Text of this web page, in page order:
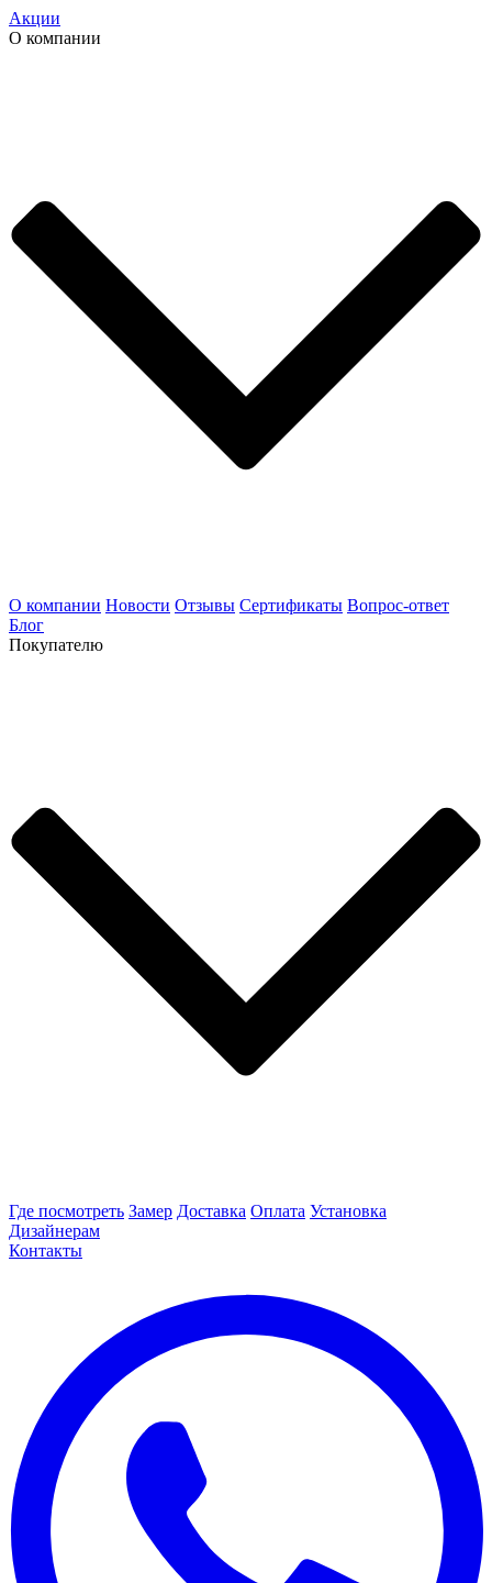
Акции
О компании
О компании Новости Отзывы Сертификаты Вопрос-ответ
Блог
Покупателю
Где посмотреть Замер Доставка Оплата Установка
Дизайнерам
Контакты